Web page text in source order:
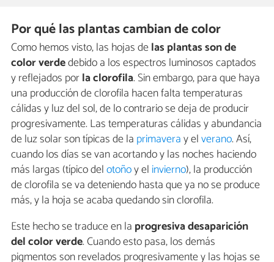
Por qué las plantas cambian de color
Como hemos visto, las hojas delas plantas son de
color verdedebido a los espectros luminosos captados
y reflejados porla clorofila. Sin embargo, para que haya
una producción de clorofila hacen falta temperaturas
cálidas y luz del sol, de lo contrario se deja de producir
progresivamente. Las temperaturas cálidas y abundancia
de luz solar son típicas de la primaveray elverano. Así,
cuando los días se van acortando y las noches haciendo
más largas (típico delotoñoy el invierno), la producción
de clorofila se va deteniendo hasta que ya no se produce
más, y la hoja se acaba quedando sin clorofila.
Este hecho se traduce en la progresiva desaparición
del color verde. Cuando esto pasa, los demás
pigmentos son revelados progresivamente y las hojas se